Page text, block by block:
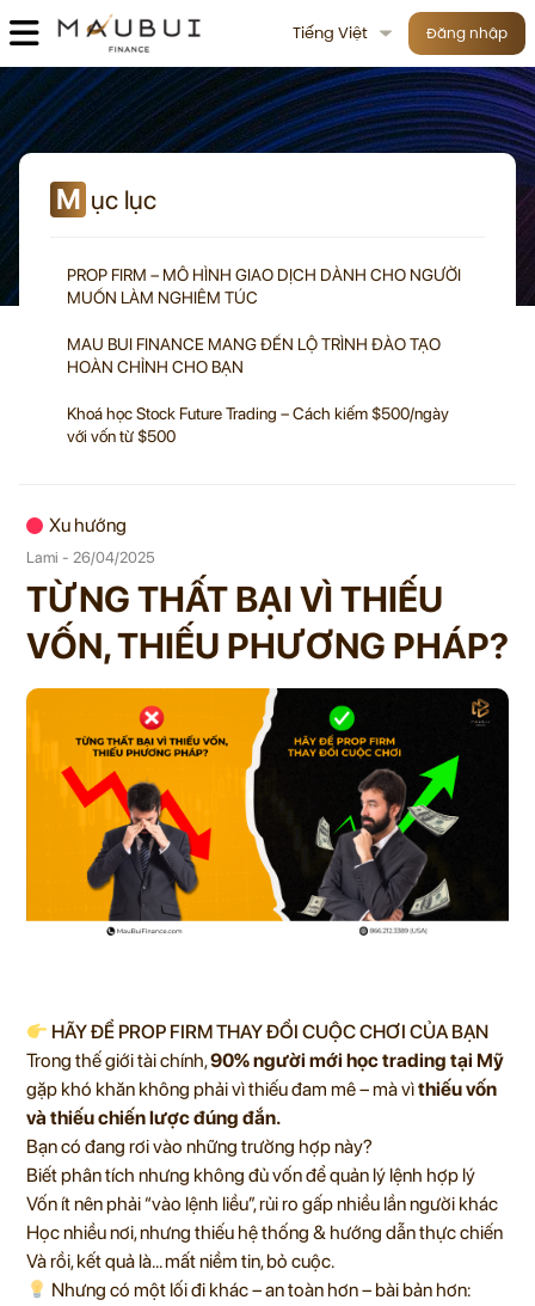
Tiếng Việt Đăng nhập
M ục lục
PROP FIRM – MÔ HÌNH GIAO DỊCH DÀNH CHO NGƯỜI
MUỐN LÀM NGHIÊM TÚC
MAU BUI FINANCE MANG ĐẾN LỘ TRÌNH ĐÀO TẠO
HOÀN CHỈNH CHO BẠN
Khoá học Stock Future Trading – Cách kiếm $500/ngày
với vốn từ $500
Xu hướng
Lami - 26/04/2025
TỪNG THẤT BẠI VÌ THIẾU
VỐN, THIẾU PHƯƠNG PHÁP?
HÃY ĐỂ PROP FIRM THAY ĐỔI CUỘC CHƠI CỦA BẠN
Trong thế giới tài chính,90% người mới học trading tại Mỹ
gặp khó khăn không phải vì thiếu đam mê – mà vìthiếu vốn
và thiếu chiến lược đúng đắn.
Bạn có đang rơi vào những trường hợp này?
Biết phân tích nhưng không đủ vốn để quản lý lệnh hợp lý
Vốn ít nên phải “vào lệnh liều”, rủi ro gấp nhiều lần người khác
Học nhiều nơi, nhưng thiếu hệ thống & hướng dẫn thực chiến
Và rồi, kết quả là… mất niềm tin, bỏ cuộc.
Nhưng có một lối đi khác – an toàn hơn – bài bản hơn: